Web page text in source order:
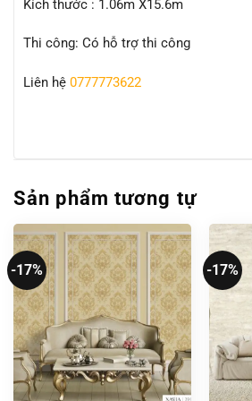
Kích thước : 1.06m X15.6m
Thi công: Có hỗ trợ thi công
Liên hệ 0777773622
Sản phẩm tương tự
-17% -17%